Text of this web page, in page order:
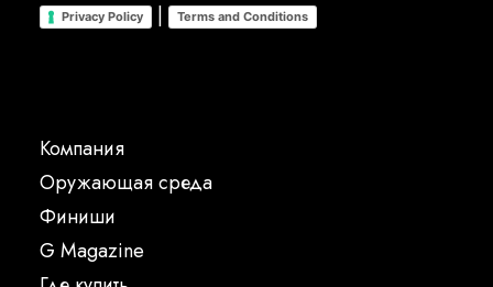
Privacy Policy | Terms and Conditions
Компания
Oружающая среда
Финиши
G Magazine